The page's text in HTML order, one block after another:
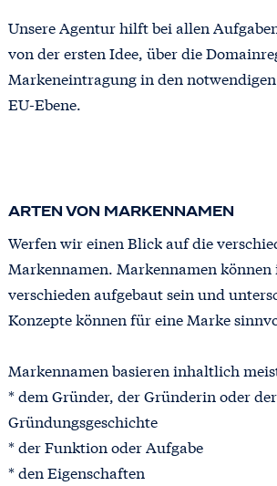
Unsere Agentur hilft bei allen
von der ersten Idee, über die
Markeneintragung in den
EU-Ebene.
ARTEN VON MARKENNAMEN
Werfen wir einen Blick auf die
Markennamen. Markennamen
verschieden aufgebaut sein und
Konzepte können für eine Marke
Markennamen basieren inhaltlich
* dem Gründer, der Gründerin oder der
Gründungsgeschichte
* der Funktion oder Aufgabe
* den Eigenschaften